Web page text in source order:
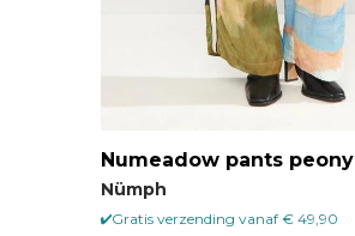
Numeadow pants peony
Nümph
Gratis verzending vanaf € 49,90